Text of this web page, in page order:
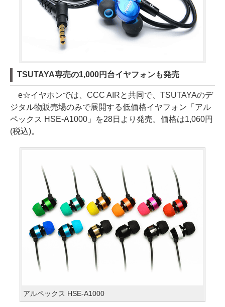
TSUTAYA専売の1,000円台イヤフォンも発売
e☆イヤホンでは、CCC AIRと共同で、TSUTAYAのデ
ジタル物販売場のみで展開する低価格イヤフォン「アル
ペックス HSE-A1000」を28日より発売。価格は1,060円
(税込)。
アルペックス HSE-A1000